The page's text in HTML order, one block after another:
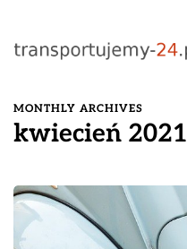
MONTHLY ARCHIVES
kwiecień 2021